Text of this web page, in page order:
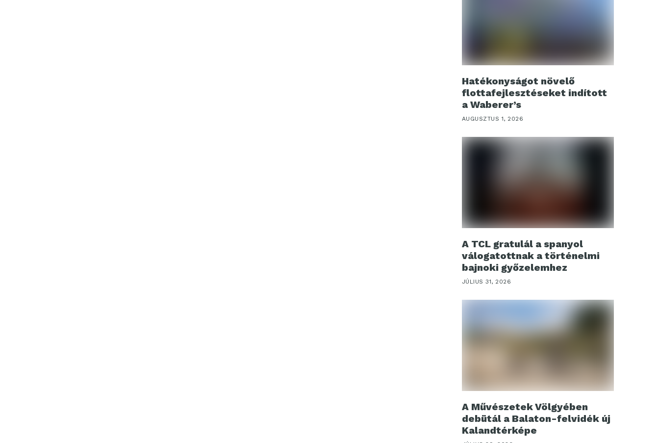
Hatékonyságot növelő
flottafejlesztéseket indított
a Waberer’s
AUGUSZTUS 1, 2026
A TCL gratulál a spanyol
válogatottnak a történelmi
bajnoki győzelemhez
JÚLIUS 31, 2026
A Művészetek Völgyében
debütál a Balaton-felvidék új
Kalandtérképe